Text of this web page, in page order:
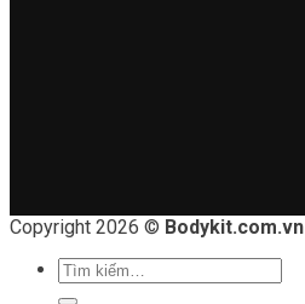
Copyright 2026 © Bodykit.com.vn
Tìm
kiếm: